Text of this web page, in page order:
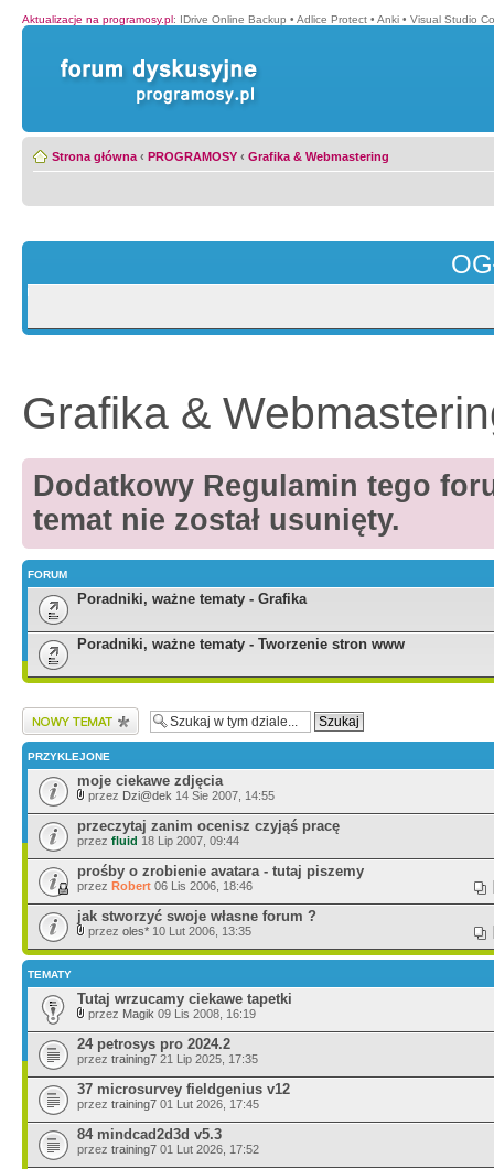
Aktualizacje na programosy.pl: IDrive Online Backup • Adlice Protect • Anki • Visual Studio
Strona główna ‹ PROGRAMOSY ‹ Grafika & Webmastering
Grafika &
Dodatkowy Regulamin tego
temat nie został usunięty.
FORUM
Poradniki, ważne tematy - Grafika
Poradniki, ważne tematy - Tworzenie stron www
Wyślij nowy temat
PRZYKLEJONE
moje ciekawe zdjęcia
przez Dzi@dek 14 Sie 2007, 14:55
przeczytaj zanim ocenisz czyjąś pracę
przez fluid 18 Lip 2007, 09:44
prośby o zrobienie avatara - tutaj piszemy
przez Robert 06 Lis 2006, 18:46
jak stworzyć swoje własne forum ?
przez oles* 10 Lut 2006, 13:35
TEMATY
Tutaj wrzucamy ciekawe tapetki
przez Magik 09 Lis 2008, 16:19
24 petrosys pro 2024.2
przez training7 21 Lip 2025, 17:35
37 microsurvey fieldgenius v12
przez training7 01 Lut 2026, 17:45
84 mindcad2d3d v5.3
przez training7 01 Lut 2026, 17:52